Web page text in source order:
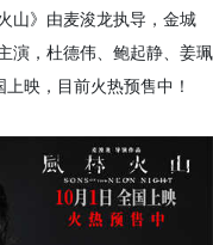
山》由麦浚龙执导，金城
演，杜德伟、鲍起静、姜珮
映，目前火热预售中！